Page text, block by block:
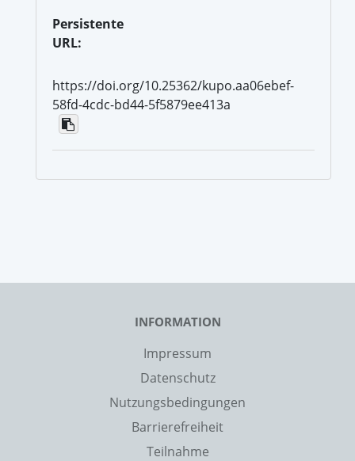
Persistente
URL:
https://doi.org/10.25362/kupo.aa06ebef-
58fd-4cdc-bd44-5f5879ee413a
INFORMATION
Impressum
Datenschutz
Nutzungsbedingungen
Barrierefreiheit
Teilnahme